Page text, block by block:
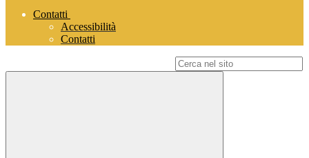
Contatti
Accessibilità
Contatti